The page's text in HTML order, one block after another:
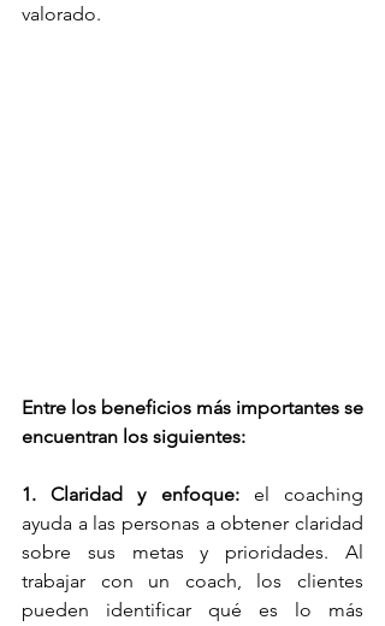
valorado.
Entre los beneficios más importantes se
encuentran los siguientes:
1. Claridad y enfoque: el coaching
ayuda a las personas a obtener claridad
sobre sus metas y prioridades. Al
trabajar con un coach, los clientes
pueden identificar qué es lo más